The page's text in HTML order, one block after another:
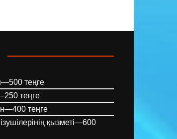
теңге
теңге
теңге
қызметі—600